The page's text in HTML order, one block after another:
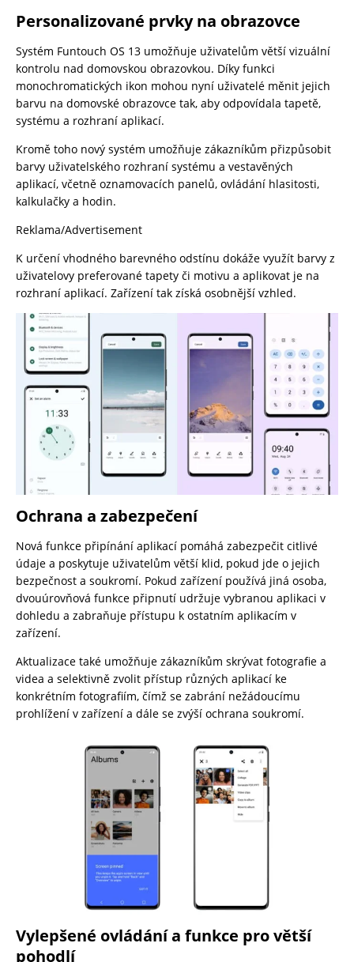
Personalizované prvky na obrazovce
Systém Funtouch OS 13 umožňuje uživatelům větší vizuální
kontrolu nad domovskou obrazovkou. Díky funkci
monochromatických ikon mohou nyní uživatelé měnit jejich
barvu na domovské obrazovce tak, aby odpovídala tapetě,
systému a rozhraní aplikací.
Kromě toho nový systém umožňuje zákazníkům přizpůsobit
barvy uživatelského rozhraní systému a vestavěných
aplikací, včetně oznamovacích panelů, ovládání hlasitosti,
kalkulačky a hodin.
Reklama/Advertisement
K určení vhodného barevného odstínu dokáže využít barvy z
uživatelovy preferované tapety či motivu a aplikovat je na
rozhraní aplikací. Zařízení tak získá osobnější vzhled.
Ochrana a zabezpečení
Nová funkce připínání aplikací pomáhá zabezpečit citlivé
údaje a poskytuje uživatelům větší klid, pokud jde o jejich
bezpečnost a soukromí. Pokud zařízení používá jiná osoba,
dvouúrovňová funkce připnutí udržuje vybranou aplikaci v
dohledu a zabraňuje přístupu k ostatním aplikacím v
zařízení.
Aktualizace také umožňuje zákazníkům skrývat fotografie a
videa a selektivně zvolit přístup různých aplikací ke
konkrétním fotografiím, čímž se zabrání nežádoucímu
prohlížení v zařízení a dále se zvýší ochrana soukromí.
Vylepšené ovládání a funkce pro větší
pohodlí